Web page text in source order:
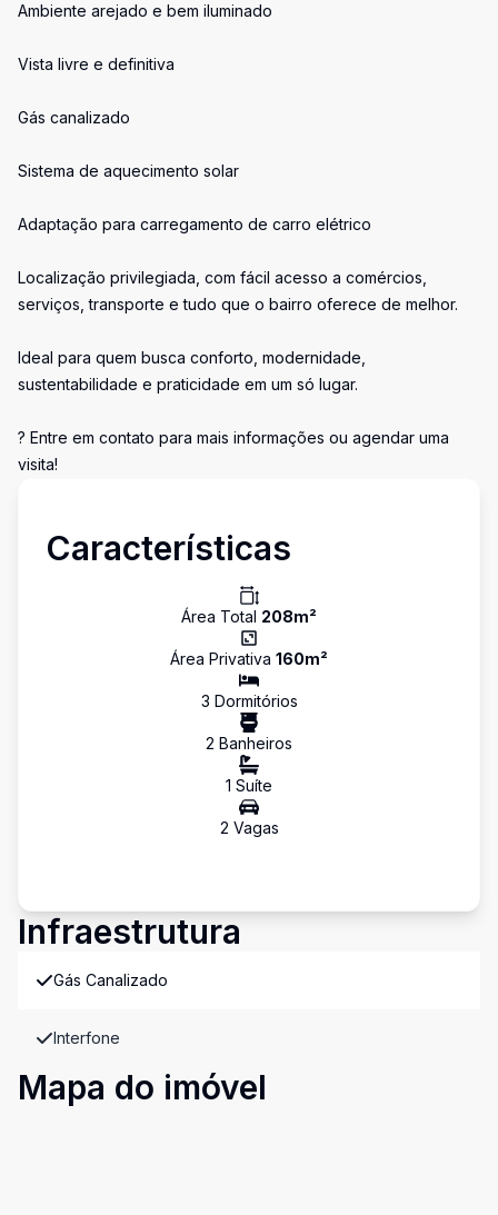
Ambiente arejado e bem iluminado
Vista livre e definitiva
Gás canalizado
Sistema de aquecimento solar
Adaptação para carregamento de carro elétrico
Localização privilegiada, com fácil acesso a comércios,
serviços, transporte e tudo que o bairro oferece de melhor.
Ideal para quem busca conforto, modernidade,
sustentabilidade e praticidade em um só lugar.
? Entre em contato para mais informações ou agendar uma
visita!
Características
Área Total 208m²
Área Privativa 160m²
3 Dormitórios
2 Banheiros
1 Suíte
2 Vagas
Infraestrutura
Gás Canalizado
Interfone
Mapa do imóvel